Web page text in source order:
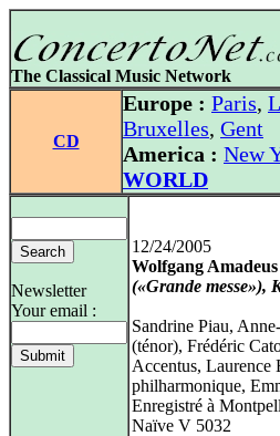
The Classical Music Network
CD
Europe : Paris,
Bruxelles, Gent
America : New
WORLD
Newsletter
Your email :
12/24/2005
Wolfgang
(«Grande messe»),
Sandrine Piau,
(ténor), Frédéric
Accentus, Laurence
philharmonique,
Enregistré à
Naïve V 5032